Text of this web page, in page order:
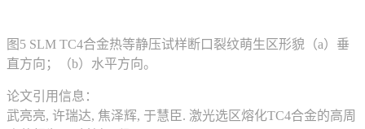
图5 SLM TC4合金热等静压试样断口裂纹萌生区形貌（a）垂
直方向；（b）水平方向。
论文引用信息：
武亮亮, 许瑞达, 焦泽辉, 于慧臣. 激光选区熔化TC4合金的高周